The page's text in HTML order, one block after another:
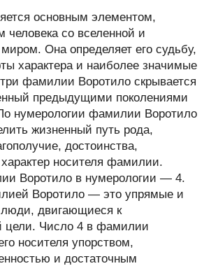
основным элементом,
со вселенной и
Она определяет его судьбу,
характера и наиболее значимые
фамилии Воротило скрывается
предыдущими поколениями
нумерологии фамилии Воротило
жизненный путь рода,
достоинства,
характер носителя фамилии.
Воротило в нумерологии — 4.
Воротило — это упрямые и
двигающиеся к
цели. Число 4 в фамилии
носителя упорством,
и достаточным